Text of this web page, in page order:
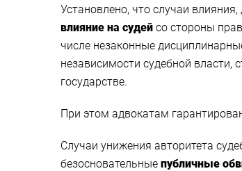
Установлено, что случаи
влияние на судей со стороны
числе незаконные
независимости судебной
государстве.
При этом адвокатам
Случаи унижения авторитета
безосновательные публичные